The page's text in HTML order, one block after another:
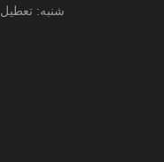
شنبه: تعطیل